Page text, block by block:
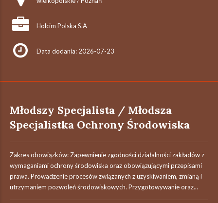
Holcim Polska S.A
Data dodania: 2026-07-23
Młodszy Specjalista / Młodsza
Specjalistka Ochrony Środowiska
Zakres obowiązków: Zapewnienie zgodności działalności zakładów z
wymaganiami ochrony środowiska oraz obowiązującymi przepisami
prawa. Prowadzenie procesów związanych z uzyskiwaniem, zmianą i
utrzymaniem pozwoleń środowiskowych. Przygotowywanie oraz...